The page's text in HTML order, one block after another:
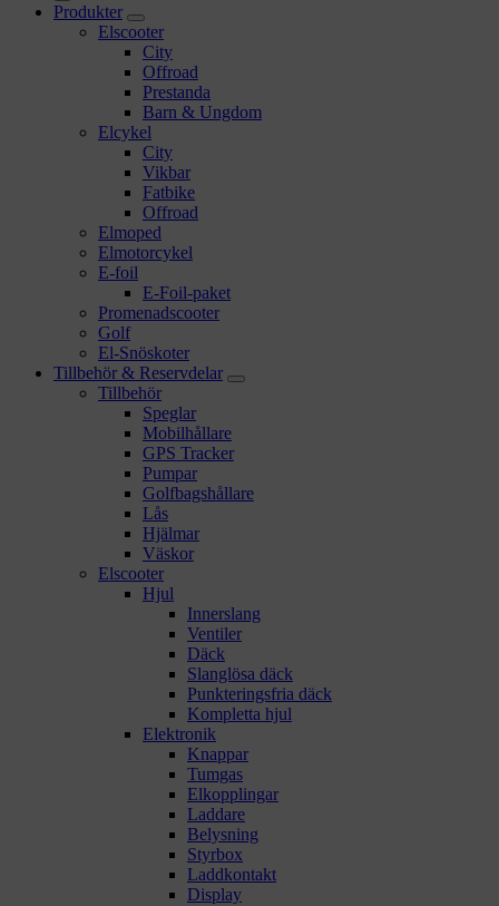
Produkter
Elscooter
City
Offroad
Prestanda
Barn & Ungdom
Elcykel
City
Vikbar
Fatbike
Offroad
Elmoped
Elmotorcykel
E-foil
E-Foil-paket
Promenadscooter
Golf
El-Snöskoter
Tillbehör & Reservdelar
Tillbehör
Speglar
Mobilhållare
GPS Tracker
Pumpar
Golfbagshållare
Lås
Hjälmar
Väskor
Elscooter
Hjul
Innerslang
Ventiler
Däck
Slanglösa däck
Punkteringsfria däck
Kompletta hjul
Elektronik
Knappar
Tumgas
Elkopplingar
Laddare
Belysning
Styrbox
Laddkontakt
Display